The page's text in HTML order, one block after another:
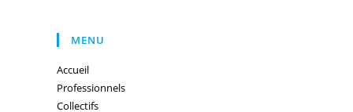
MENU
Accueil
Professionnels
Collectifs